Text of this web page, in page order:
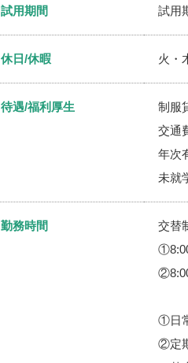
試用期間 試用
休日/休暇 火・
待遇/福利厚生
制服
交通
年次
未就
勤務時間
交替
①日
②定